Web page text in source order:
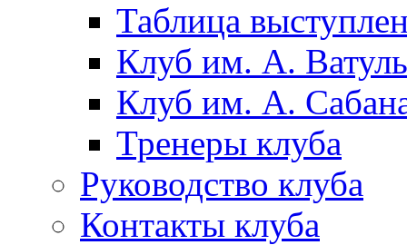
Таблица
Клуб им. А.
Клуб им. А.
Тренеры клуба
Руководство клуба
Контакты клуба